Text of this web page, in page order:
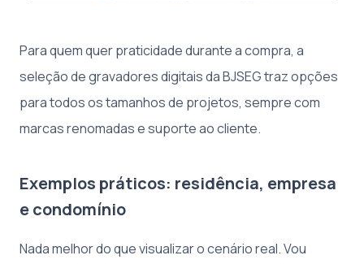
Para quem quer praticidade durante a compra, a
seleção de gravadores digitais da BJSEG traz opções
para todos os tamanhos de projetos, sempre com
marcas renomadas e suporte ao cliente.
Exemplos práticos: residência, empresa
e condomínio
Nada melhor do que visualizar o cenário real. Vou